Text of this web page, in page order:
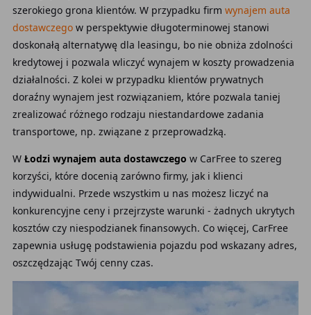
szerokiego grona klientów. W przypadku firm wynajem auta
dostawczegow perspektywie długoterminowej stanowi
doskonałą alternatywę dla leasingu, bo nie obniża zdolności
kredytowej i pozwala wliczyć wynajem w koszty prowadzenia
działalności. Z kolei w przypadku klientów prywatnych
doraźny wynajem jest rozwiązaniem, które pozwala taniej
zrealizować różnego rodzaju niestandardowe zadania
transportowe, np. związane z przeprowadzką.
W Łodzi wynajem auta dostawczego w CarFree to szereg
korzyści, które docenią zarówno firmy, jak i klienci
indywidualni. Przede wszystkim u nas możesz liczyć na
konkurencyjne ceny i przejrzyste warunki - żadnych ukrytych
kosztów czy niespodzianek finansowych. Co więcej, CarFree
zapewnia usługę podstawienia pojazdu pod wskazany adres,
oszczędzając Twój cenny czas.